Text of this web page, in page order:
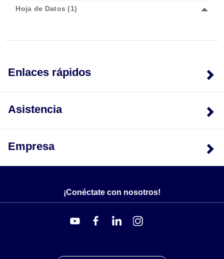
Hoja de Datos (1)
Enlaces rápidos
Asistencia
Empresa
¡Conéctate con nosotros!